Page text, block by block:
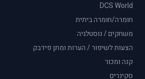
DCS World
חומרה/חומרה ביתית
משחקים / נוסטלגיה
הצעות לשיפור / הערות ומתן פידבק
קנה ומכור
סקינרים